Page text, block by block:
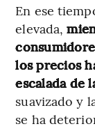
En ese
elevada,
los precios
escalada de
suavizado y
se ha